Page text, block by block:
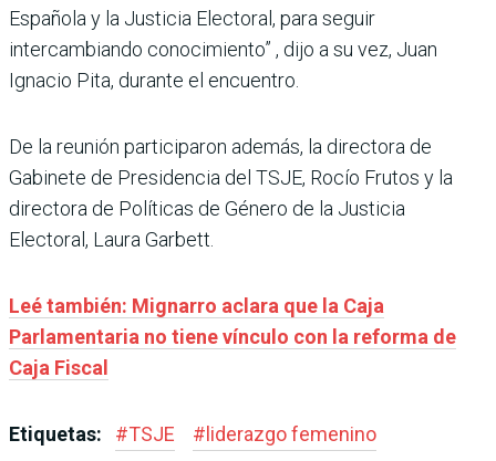
Española y la Justicia Electoral, para seguir
intercambiando conocimiento” , dijo a su vez, Juan
Ignacio Pita, durante el encuentro.
De la reunión participaron además, la directora de
Gabinete de Presidencia del TSJE, Rocío Frutos y la
directora de Políticas de Género de la Justicia
Electoral, Laura Garbett.
Leé también: Mignarro aclara que la Caja
Parlamentaria no tiene vínculo con la reforma de
Caja Fiscal
Etiquetas: #TSJE #liderazgo femenino